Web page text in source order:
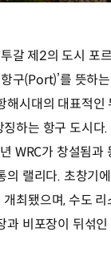
갈 제2의 도시 포
구(Port)’를 뜻하
해시대의 대표적인
하는 항구 도시
WRC가 창설됨과
의 랠리다. 초창기
최됐으며, 수도
과 비포장이 뒤섞